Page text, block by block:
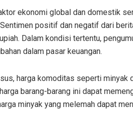
ekonomi global dan domestik
positif dan negatif dari
Dalam kondisi tertentu,
dalam pasar keuangan.
harga komoditas seperti minyak
barang-barang ini dapat
minyak yang melemah dapat